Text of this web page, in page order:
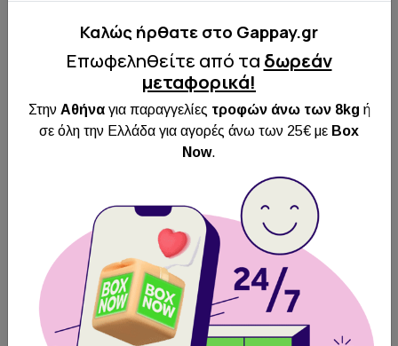
Dogtra iQ Plus
Αποστολή
Πανελλαδικά
Δωρεάν
Παραλαβή από
BOX NOW
235.00€
DOGTRA ARC800
Άμεση
Αποστολή
Πανελλαδικά
Δωρεάν
Παραλαβή από
BOX NOW
390.00€
Καλώς ήρθατε στo Gappay.gr
Επωφεληθείτε από τα δωρεάν
μεταφορικά!
Στην Αθήνα για παραγγελίες τροφών άνω των 8kg ή
σε όλη την Ελλάδα για αγορές άνω των 25€ με Box
Now.